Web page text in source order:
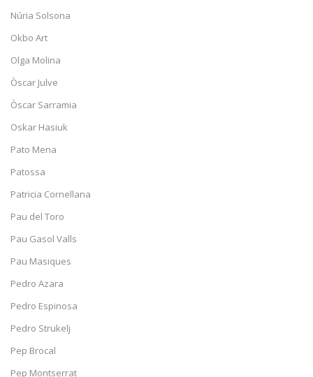
Núria Solsona
Okbo Art
Olga Molina
Òscar Julve
Òscar Sarramia
Oskar Hasiuk
Pato Mena
Patossa
Patricia Cornellana
Pau del Toro
Pau Gasol Valls
Pau Masiques
Pedro Azara
Pedro Espinosa
Pedro Strukelj
Pep Brocal
Pep Montserrat